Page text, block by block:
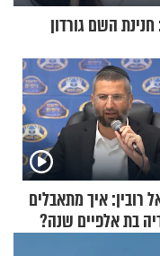
השם גורדון
רובין: איך מתאבלים
בת אלפיים שנה?